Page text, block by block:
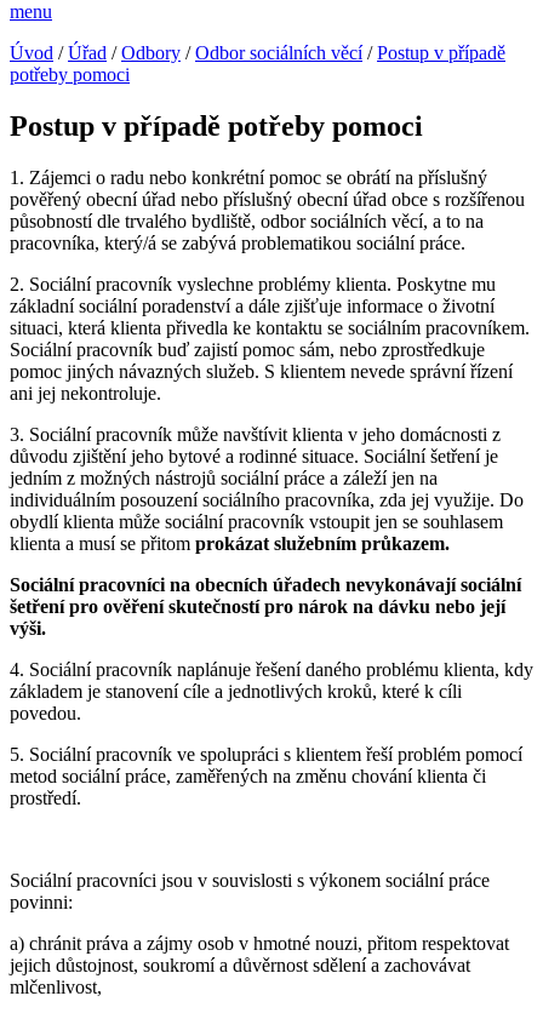
menu
Úvod /Úřad /Odbory /Odbor sociálních věcí/Postup v případě
potřeby pomoci
Postup v případě potřeby pomoci
1. Zájemci o radu nebo konkrétní pomoc se obrátí na příslušný
pověřený obecní úřad nebo příslušný obecní úřad obce s rozšířenou
působností dle trvalého bydliště, odbor sociálních věcí, a to na
pracovníka, který/á se zabývá problematikou sociální práce.
2. Sociální pracovník vyslechne problémy klienta. Poskytne mu
základní sociální poradenství a dále zjišťuje informace o životní
situaci, která klienta přivedla ke kontaktu se sociálním pracovníkem.
Sociální pracovník buď zajistí pomoc sám, nebo zprostředkuje
pomoc jiných návazných služeb. S klientem nevede správní řízení
ani jej nekontroluje.
3. Sociální pracovník může navštívit klienta v jeho domácnosti z
důvodu zjištění jeho bytové a rodinné situace. Sociální šetření je
jedním z možných nástrojů sociální práce a záleží jen na
individuálním posouzení sociálního pracovníka, zda jej využije. Do
obydlí klienta může sociální pracovník vstoupit jen se souhlasem
klienta a musí se přitom prokázat služebním průkazem.
Sociální pracovníci na obecních úřadech nevykonávají sociální
šetření pro ověření skutečností pro nárok na dávku nebo její
výši.
4. Sociální pracovník naplánuje řešení daného problému klienta, kdy
základem je stanovení cíle a jednotlivých kroků, které k cíli
povedou.
5. Sociální pracovník ve spolupráci s klientem řeší problém pomocí
metod sociální práce, zaměřených na změnu chování klienta či
prostředí.
Sociální pracovníci jsou v souvislosti s výkonem sociální práce
povinni:
a) chránit práva a zájmy osob v hmotné nouzi, přitom respektovat
jejich důstojnost, soukromí a důvěrnost sdělení a zachovávat
mlčenlivost,